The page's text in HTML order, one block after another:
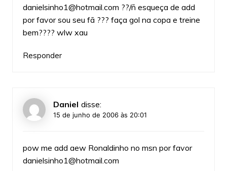
danielsinho1@hotmail.com ??/ñ esqueça de add
por favor sou seu fã ??? faça gol na copa e treine
bem???? wlw xau
Responder
Daniel disse:
15 de junho de 2006 às 20:01
pow me add aew Ronaldinho no msn por favor
danielsinho1@hotmail.com